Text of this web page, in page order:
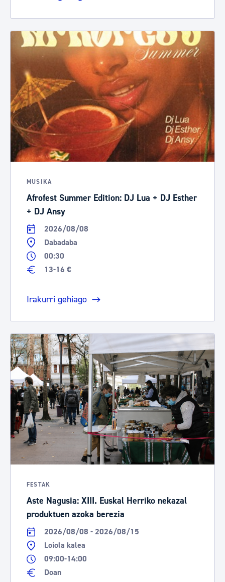
MUSIKA
Afrofest Summer Edition: DJ Lua + DJ Esther
+ DJ Ansy
2026/08/08
Dabadaba
00:30
13-16 €
Irakurri gehiago
FESTAK
Aste Nagusia: XIII. Euskal Herriko nekazal
produktuen azoka berezia
2026/08/08 - 2026/08/15
Loiola kalea
09:00-14:00
Doan